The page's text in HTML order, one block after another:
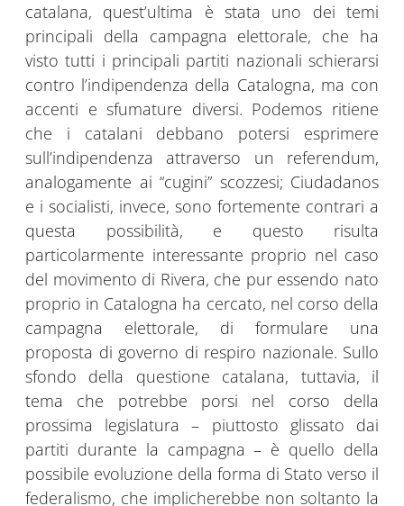
catalana, quest’ultima è stata uno dei temi
principali della campagna elettorale, che ha
visto tutti i principali partiti nazionali schierarsi
contro l’indipendenza della Catalogna, ma con
accenti e sfumature diversi. Podemos ritiene
che i catalani debbano potersi esprimere
sull’indipendenza attraverso un referendum,
analogamente ai “cugini” scozzesi; Ciudadanos
e i socialisti, invece, sono fortemente contrari a
questa possibilità, e questo risulta
particolarmente interessante proprio nel caso
del movimento di Rivera, che pur essendo nato
proprio in Catalogna ha cercato, nel corso della
campagna elettorale, di formulare una
proposta di governo di respiro nazionale. Sullo
sfondo della questione catalana, tuttavia, il
tema che potrebbe porsi nel corso della
prossima legislatura – piuttosto glissato dai
partiti durante la campagna – è quello della
possibile evoluzione della forma di Stato verso il
federalismo, che implicherebbe non soltanto la